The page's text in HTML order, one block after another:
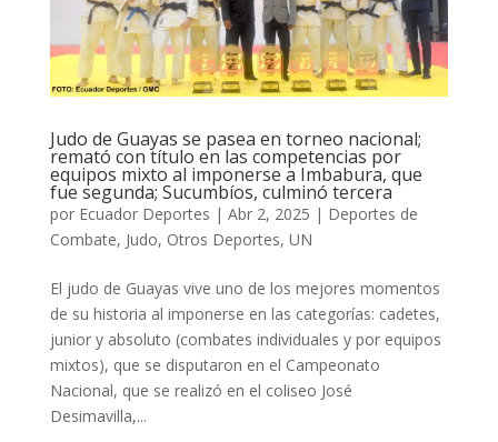
Judo de Guayas se pasea en torneo nacional;
remató con título en las competencias por
equipos mixto al imponerse a Imbabura, que
fue segunda; Sucumbíos, culminó tercera
por Ecuador Deportes | Abr 2, 2025 | Deportes de
Combate, Judo, Otros Deportes, UN
El judo de Guayas vive uno de los mejores momentos
de su historia al imponerse en las categorías: cadetes,
junior y absoluto (combates individuales y por equipos
mixtos), que se disputaron en el Campeonato
Nacional, que se realizó en el coliseo José
Desimavilla,...